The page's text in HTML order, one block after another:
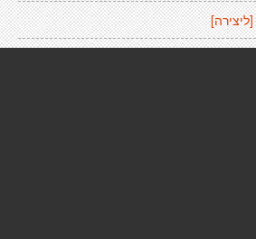
[ליצירה]